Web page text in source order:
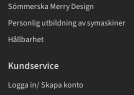
Sömmerska Merry Design
Personlig utbildning av symaskiner
Hållbarhet
Kundservice
Logga in/ Skapa konto